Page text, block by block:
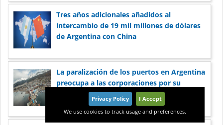
Tres años adicionales añadidos al
intercambio de 19 mil millones de dólares
de Argentina con China
La paralización de los puertos en Argentina
preocupa a las corporaciones por su
reputación
Privacy Policy
I Accept
We use cookies to track usage and preferences.